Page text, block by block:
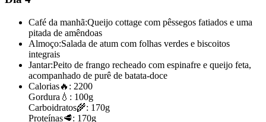
Café da manhã:Queijo cottage com pêssegos fatiados e uma
pitada de amêndoas
Almoço:Salada de atum com folhas verdes e biscoitos
integrais
Jantar:Peito de frango recheado com espinafre e queijo feta,
acompanhado de purê de batata-doce
Calorias🔥: 2200
Gordura 💧: 100g
Carboidratos🌾: 170g
Proteínas🥩: 170g